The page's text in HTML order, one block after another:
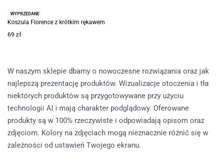
WYPRZEDANE
Koszula Florence z krótkim rękawem
69 zł
W naszym sklepie dbamy o nowoczesne rozwiązania oraz jak
najlepszą prezentację produktów. Wizualizacje otoczenia i tła
niektórych produktów są przygotowywane przy użyciu
technologii AI i mają charakter podglądowy. Oferowane
produkty są w 100% rzeczywiste i odpowiadają opisom oraz
zdjęciom. Kolory na zdjęciach mogą nieznacznie różnić się w
zależności od ustawień Twojego ekranu.